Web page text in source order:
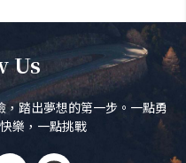
Us
踏出夢想的第一步。一點勇
樂，一點挑戰